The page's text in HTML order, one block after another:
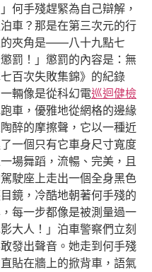
何手殘趕緊為自己辯解，
車？那是在第三次元的行
的夾角是——八十九點七
罰！」懲罰的內容是：無
百次失敗集錦》的紀錄
輛像是從科幻電巡迴健檢
車，優雅地從網格的邊緣
醉的摩擦聲，它以一種近
一個只有它車身尺寸寬度
場舞蹈，流暢、完美，且
駛座上走出一個全身黑色
鏡，冷酷地朝著何手殘的
每一步都像是被測量過一
大人！」泊車警察們立刻
發出聲音。她走到何手殘
貼在牆上的掀背車，語氣